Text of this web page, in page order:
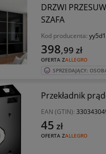
DRZWI
SZAFA
Kod producenta:
OFERTA ZALLEGRO
398,99 zł
SPRZEDAJĄCY:
Przekładnik
EAN (GTIN):
OFERTA ZALLEGRO
45 zł